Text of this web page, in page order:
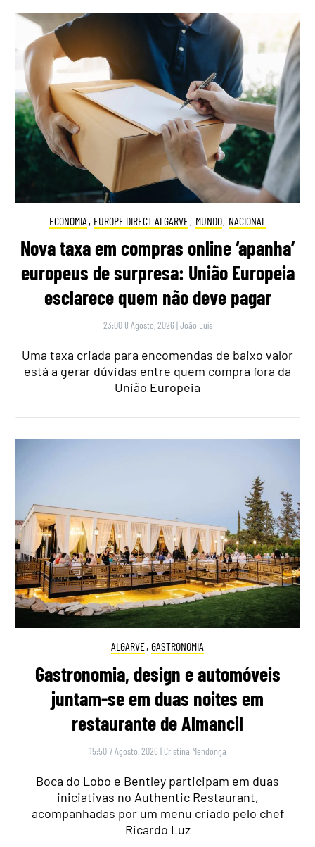
ECONOMIA , EUROPE DIRECT ALGARVE, MUNDO, NACIONAL
Nova taxa em compras online ‘apanha’
europeus de surpresa: União Europeia
esclarece quem não deve pagar
23:00 8 Agosto, 2026 |João Luís
Uma taxa criada para encomendas de baixo valor
está a gerar dúvidas entre quem compra fora da
União Europeia
ALGARVE, GASTRONOMIA
Gastronomia, design e automóveis
juntam-se em duas noites em
restaurante de Almancil
15:50 7 Agosto, 2026 | Cristina Mendonça
Boca do Lobo e Bentley participam em duas
iniciativas no Authentic Restaurant,
acompanhadas por um menu criado pelo chef
Ricardo Luz